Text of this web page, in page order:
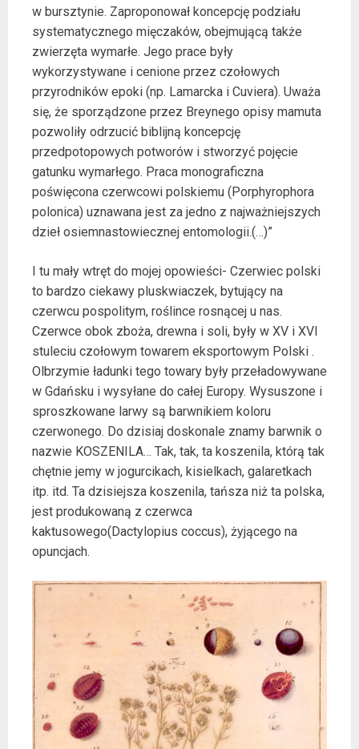
w bursztynie. Zaproponował koncepcję podziału
systematycznego mięczaków, obejmującą także
zwierzęta wymarłe. Jego prace były
wykorzystywane i cenione przez czołowych
przyrodników epoki (np. Lamarcka i Cuviera). Uważa
się, że sporządzone przez Breynego opisy mamuta
pozwoliły odrzucić biblijną koncepcję
przedpotopowych potworów i stworzyć pojęcie
gatunku wymarłego. Praca monograficzna
poświęcona czerwcowi polskiemu (Porphyrophora
polonica) uznawana jest za jedno z najważniejszych
dzieł osiemnastowiecznej entomologii.(…)”
I tu mały wtręt do mojej opowieści- Czerwiec polski
to bardzo ciekawy pluskwiaczek, bytujący na
czerwcu pospolitym, roślince rosnącej u nas.
Czerwce obok zboża, drewna i soli, były w XV i XVI
stuleciu czołowym towarem eksportowym Polski .
Olbrzymie ładunki tego towary były przeładowywane
w Gdańsku i wysyłane do całej Europy. Wysuszone i
sproszkowane larwy są barwnikiem koloru
czerwonego. Do dzisiaj doskonale znamy barwnik o
nazwie KOSZENILA… Tak, tak, ta koszenila, którą tak
chętnie jemy w jogurcikach, kisielkach, galaretkach
itp. itd. Ta dzisiejsza koszenila, tańsza niż ta polska,
jest produkowaną z czerwca
kaktusowego(Dactylopius coccus), żyjącego na
opuncjach.